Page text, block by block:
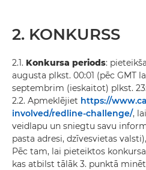
2. KONKURSS
2.1. Konkursa periods:
augusta plkst. 00:01 (pēc GMT
septembrim (ieskaitot) plkst.
2.2. Apmeklējiet https://
involved/redline-challenge/,
veidlapu un sniegtu savu
pasta adresi, dzīvesvietas
Pēc tam, lai pieteiktos
kas atbilst tālāk 3. punktā